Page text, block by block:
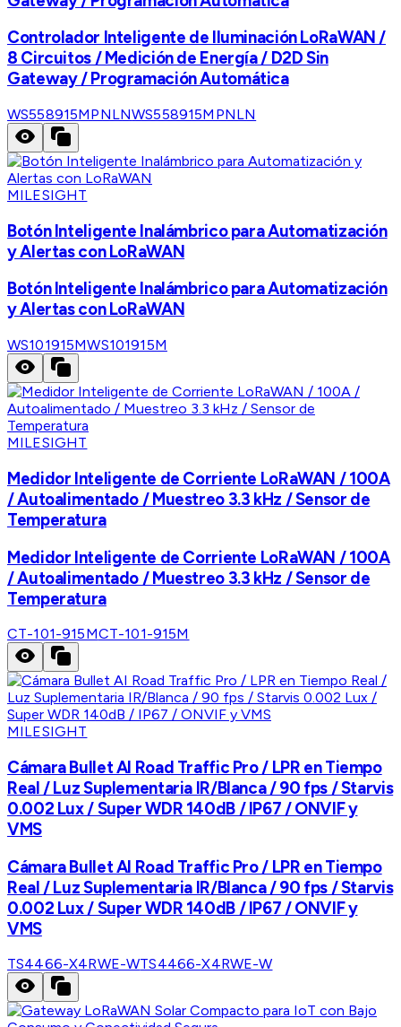
Controlador Inteligente de Iluminación LoRaWAN /
8 Circuitos / Medición de Energía / D2D Sin
Gateway / Programación Automática
WS558915MPNLNWS558915MPNLN
MILESIGHT
Botón Inteligente Inalámbrico para Automatización
y Alertas con LoRaWAN
Botón Inteligente Inalámbrico para Automatización
y Alertas con LoRaWAN
WS101915MWS101915M
MILESIGHT
Medidor Inteligente de Corriente LoRaWAN / 100A
/ Autoalimentado / Muestreo 3.3 kHz / Sensor de
Temperatura
Medidor Inteligente de Corriente LoRaWAN / 100A
/ Autoalimentado / Muestreo 3.3 kHz / Sensor de
Temperatura
CT-101-915MCT-101-915M
MILESIGHT
Cámara Bullet AI Road Traffic Pro / LPR en Tiempo
Real / Luz Suplementaria IR/Blanca / 90 fps / Starvis
0.002 Lux / Super WDR 140dB / IP67 / ONVIF y
VMS
Cámara Bullet AI Road Traffic Pro / LPR en Tiempo
Real / Luz Suplementaria IR/Blanca / 90 fps / Starvis
0.002 Lux / Super WDR 140dB / IP67 / ONVIF y
VMS
TS4466-X4RWE-WTS4466-X4RWE-W